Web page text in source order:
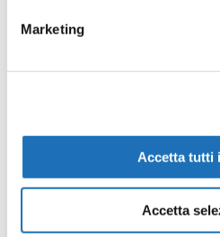
Marketing
Accetta tutti
Accetta
Continua a